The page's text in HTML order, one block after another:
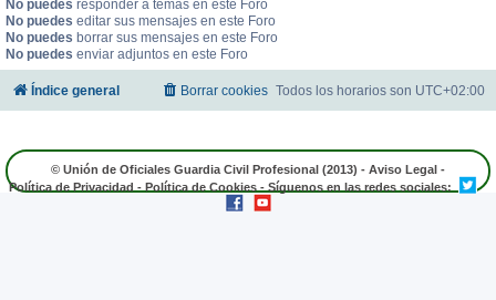
No puedes responder a temas en este Foro
No puedes editar sus mensajes en este Foro
No puedes borrar sus mensajes en este Foro
No puedes enviar adjuntos en este Foro
Índice general Todos los horarios son UTC+02:00
Borrar cookies
© Unión de Oficiales Guardia Civil Profesional (2013) - Aviso Legal -
Política de Privacidad-Política de Cookies- Síguenos en las redes sociales: